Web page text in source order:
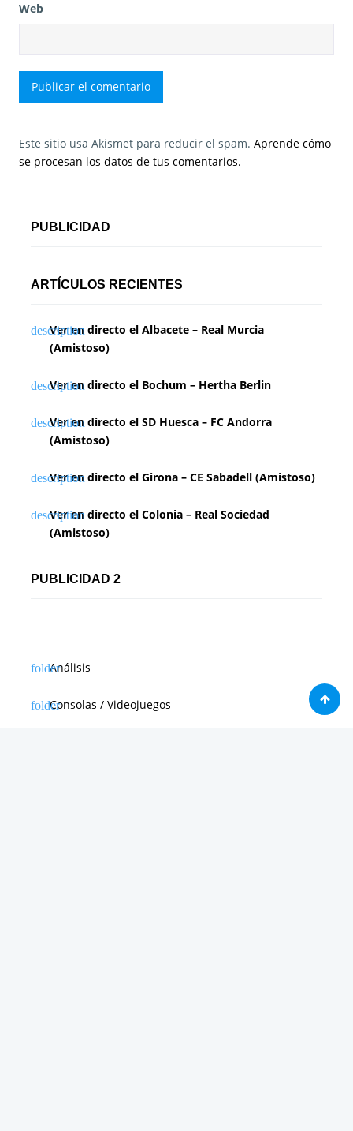
Web
Este sitio usa Akismet para reducir el spam. Aprende cómo
se procesan los datos de tus comentarios.
PUBLICIDAD
ARTÍCULOS RECIENTES
Ver en directo el Albacete – Real Murcia
(Amistoso)
Ver en directo el Bochum – Hertha Berlin
Ver en directo el SD Huesca – FC Andorra
(Amistoso)
Ver en directo el Girona – CE Sabadell (Amistoso)
Ver en directo el Colonia – Real Sociedad
(Amistoso)
PUBLICIDAD 2
Análisis
Consolas / Videojuegos